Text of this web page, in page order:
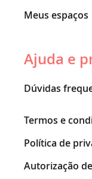
Meus espaços
Ajuda e
Dúvidas
Termos e
Política de
Autorização